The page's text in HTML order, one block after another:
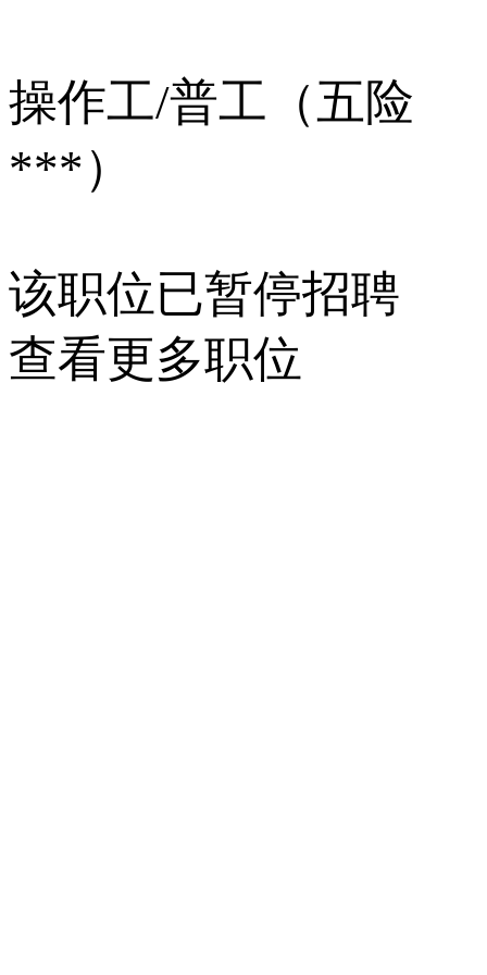
操作工/普工（五险
***）
该职位已暂停招聘
查看更多职位